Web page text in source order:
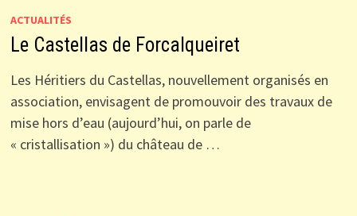
ACTUALITÉS
Le Castellas de Forcalqueiret
Les Héritiers du Castellas, nouvellement organisés en
association, envisagent de promouvoir des travaux de
mise hors d’eau (aujourd’hui, on parle de
« cristallisation ») du château de …